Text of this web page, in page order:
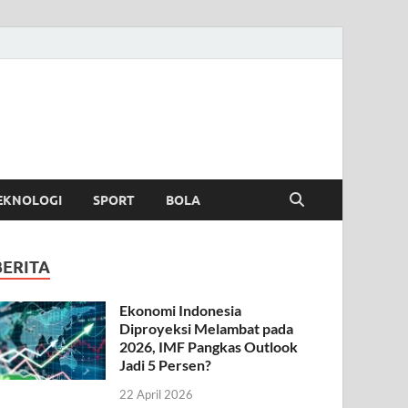
SPORT BOLA
Ekonomi Indonesia
Diproyeksi Melambat pada
2026, IMF Pangkas Outlook
Jadi 5 Persen?
22 April 2026